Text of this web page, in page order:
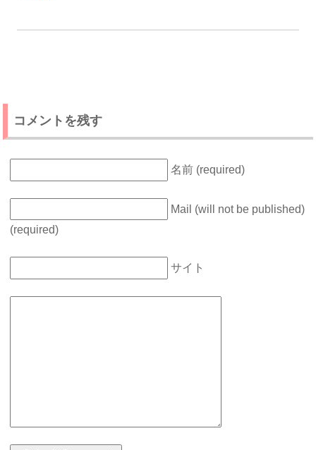
コメントを残す
名前 (required)
Mail (will not be published)
(required)
サイト